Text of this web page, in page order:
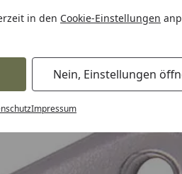
in den Cookie-Einstellungen
Nein, Einstellungen
Impressum
Pools inkl. gratis
im Sorglos-Paket:
Hartje Schaltung für Fahrräder